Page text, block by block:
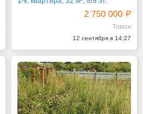
2 750 000
Томск
12 сентября в 14:27